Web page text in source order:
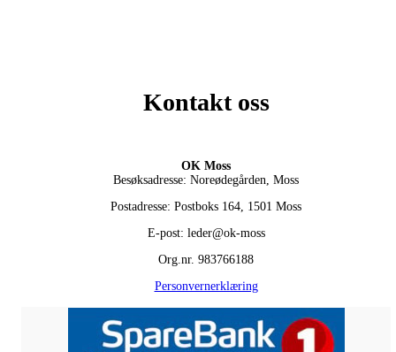
Kontakt oss
OK Moss
Besøksadresse: Noreødegården, Moss
Postadresse: Postboks 164, 1501 Moss
E-post: leder@ok-moss
Org.nr. 983766188
Personvernerklæring